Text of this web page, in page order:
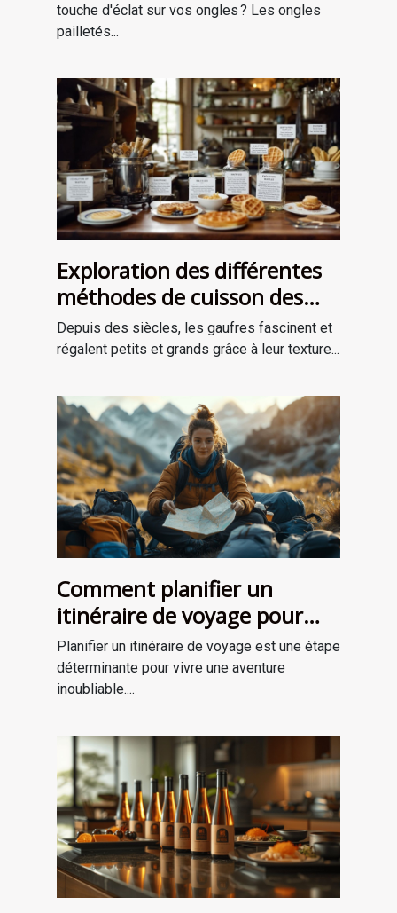
touche d'éclat sur vos ongles ? Les ongles
pailletés...
Exploration des différentes
méthodes de cuisson des
gaufres à travers les âges
Depuis des siècles, les gaufres fascinent et
régalent petits et grands grâce à leur texture...
Comment planifier un
itinéraire de voyage pour
une aventure mémorable
Planifier un itinéraire de voyage est une étape
déterminante pour vivre une aventure
inoubliable....